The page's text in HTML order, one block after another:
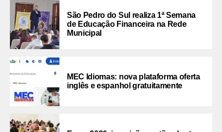
São Pedro do Sul realiza 1ª Semana
de Educação Financeira na Rede
Municipal
MEC Idiomas: nova plataforma oferta
inglês e espanhol gratuitamente